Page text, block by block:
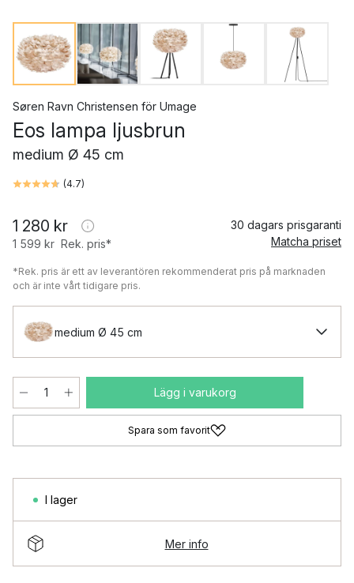
Søren Ravn Christensen för Umage
Eos lampa ljusbrun
medium Ø 45 cm
(4.7)
1 280 kr
1 599 kr Rek. pris*
30 dagars prisgaranti
Matcha priset
*Rek. pris är ett av leverantören rekommenderat pris på marknaden
och är inte vårt tidigare pris.
medium Ø 45 cm
Lägg i varukorg
Spara som favorit
I lager
Mer info